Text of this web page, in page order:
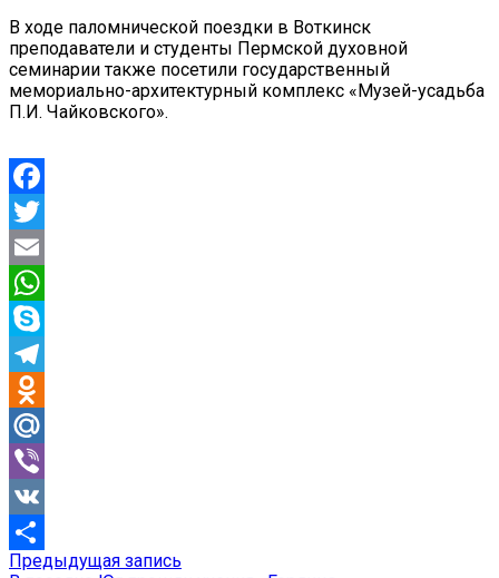
В ходе паломнической поездки в Воткинск
преподаватели и студенты Пермской духовной
семинарии также посетили государственный
мемориально-архитектурный комплекс «Музей-усадьба
П.И. Чайковского».
Facebook
Twitter
Email
WhatsApp
Skype
Telegram
Odnoklassniki
Mail.Ru
Viber
VK
Отправить
Навигация
Предыдущая запись